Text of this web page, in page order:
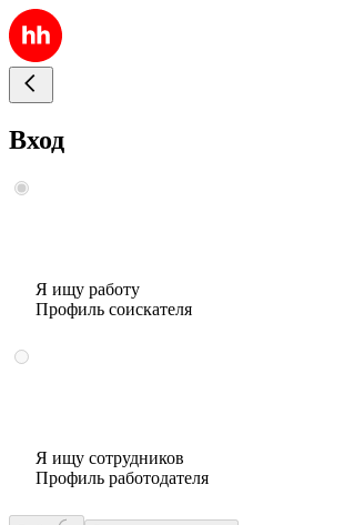
Вход
Я ищу работу
Профиль соискателя
Я ищу сотрудников
Профиль работодателя